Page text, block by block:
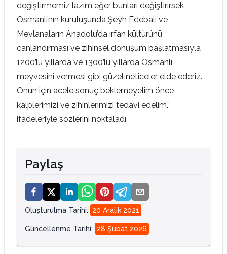
değiştirmemiz lazım eğer bunları değiştirirsek
Osmanlı’nın kuruluşunda Şeyh Edebali ve
Mevlanaların Anadolu’da irfan kültürünü
canlandırması ve zihinsel dönüşüm başlatmasıyla
1200’lü yıllarda ve 1300’lü yıllarda Osmanlı
meyvesini vermesi gibi güzel neticeler elde ederiz.
Onun için acele sonuç beklemeyelim önce
kalplerimizi ve zihinlerimizi tedavi edelim.”
ifadeleriyle sözlerini noktaladı.
Paylaş
Oluşturulma Tarihi: 20 Aralık 2021
Güncellenme Tarihi: 28 Şubat 2026